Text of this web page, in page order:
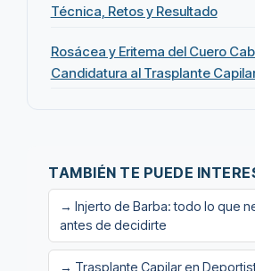
Técnica, Retos y Resultado
Rosácea y Eritema del Cuero
Candidatura al Trasplante
TAMBIÉN TE PUEDE
→ Injerto de Barba: todo lo que
antes de decidirte
→ Trasplante Capilar en